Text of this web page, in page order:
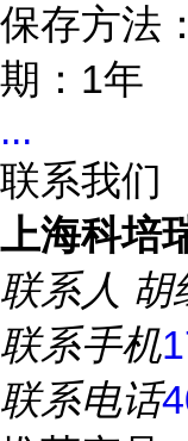
保存方法
期：1年
...
联系我们
上海科培
联系人 胡
联系手机
联系电话